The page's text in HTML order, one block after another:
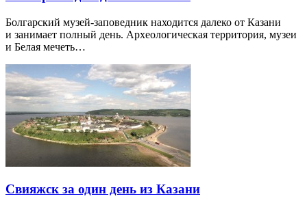
Болгарский музей-заповедник находится далеко от Казани
и занимает полный день. Археологическая территория, музеи
и Белая мечеть…
Свияжск за один день из Казани